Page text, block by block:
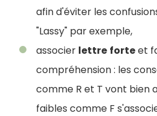
afin d'éviter les
"Lassy" par exemple,
associer lettre forteet
compréhension : les
comme R et T vont bien
faibles comme F